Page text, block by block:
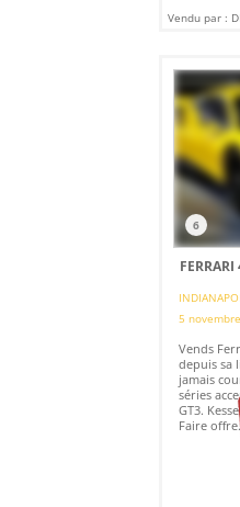
Vendu par :
6
5
Vends
depuis sa
jamais
séries
GT3.
Faire